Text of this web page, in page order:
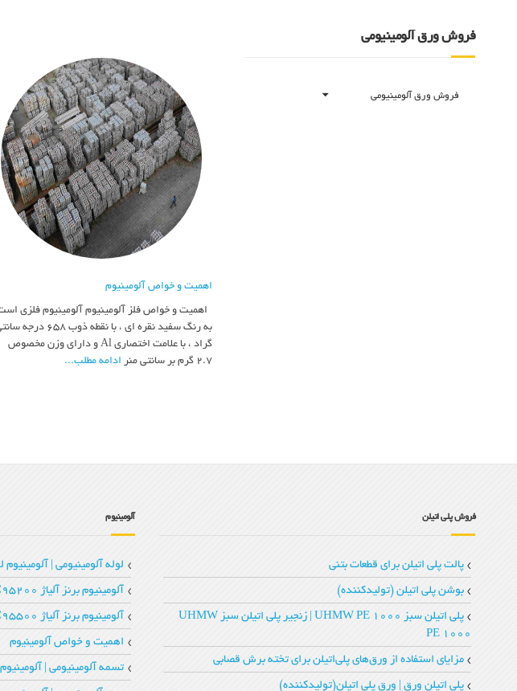
اهمیت و خواص آلومینیوم
اهمیت و خواص فلز آلومینیوم آلومینیوم فلزی
به رنگ سفید نقره ای ، با نقطه ذوب 658
گراد ، با علامت اختصاری Al و دارای وزن مخصوص
2.7 گرم بر سانتی منر
ادامه مطلب...
فروش ورق آلومینیومی
فروش ورق آلومینیومی
فروش پلی اتیلن
پالت پلی اتیلن برای قطعات بتنی
بوشن پلی اتیلن (تولیدکننده)
پلی اتیلن سبز UHMW PE 1000 | زنجیر پلی‌ اتیلن سبز UHMW
PE 1000
مزایای استفاده از ورق‌های پلی‌اتیلن برای تخته‌ برش قصابی
پلی اتیلن ورق | ورق پلی اتیلن(تولیدکننده)
آلومینیوم
لوله آلومینیومی | آلومینیوم
آلومینیوم برنز آلیاژ C95200
آلومینیوم برنز آلیاژ C95500
اهمیت و خواص آلومینیوم
تسمه آلومینیومی |